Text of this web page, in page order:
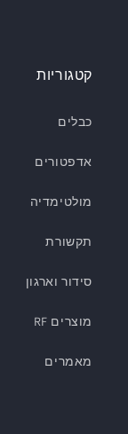
קטגוריות
כבלים
אדפטורים
מולטימדיה
תקשורת
סידור וארגון
מוצרים RF
מאמרים